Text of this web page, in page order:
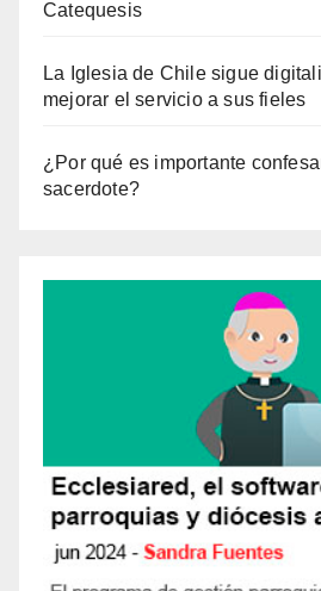
Catequesis
La Iglesia de Chile sigue
mejorar el servicio a sus fieles
¿Por qué es importante
sacerdote?